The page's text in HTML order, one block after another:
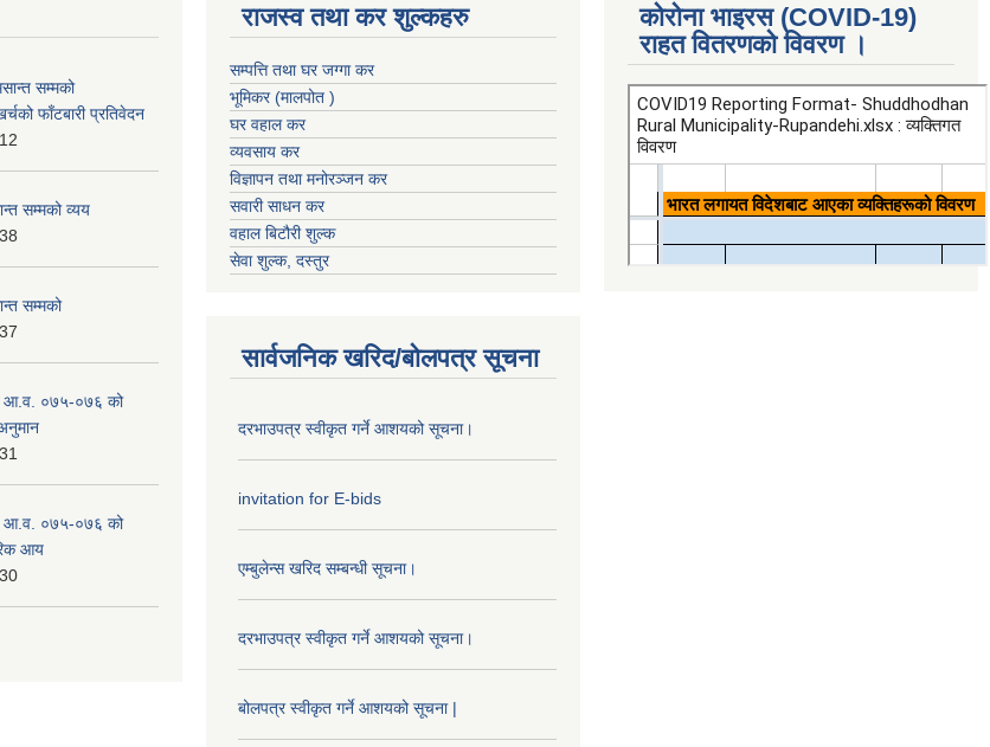
सम्मको
फाँटबारी प्रतिवेदन
सम्मको व्यय
सम्मको
आ.व. ०७५-०७६ को
आ.व. ०७५-०७६ को
आय
राजस्व तथा कर शुल्कहरु
सम्पत्ति तथा घर जग्गा कर
भूमिकर (मालपोत )
घर वहाल कर
व्यवसाय कर
विज्ञापन तथा मनोरञ्जन कर
सवारी साधन कर
वहाल बिटौरी शुल्क
सेवा शुल्क, दस्तुर
सार्वजनिक खरिद/बोलपत्र सूचना
दरभाउपत्र स्वीकृत गर्ने आशयको सूचना।
invitation for E-bids
एम्बुलेन्स खरिद सम्बन्धी सूचना।
दरभाउपत्र स्वीकृत गर्ने आशयको सूचना।
बोलपत्र स्वीकृत गर्ने आशयको सूचना |
कोरोना भाइरस (COVID-19)
राहत वितरणको विवरण ।